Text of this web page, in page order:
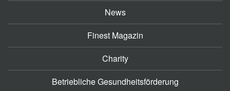
News
Finest Magazin
Charity
Betriebliche Gesundheitsförderung